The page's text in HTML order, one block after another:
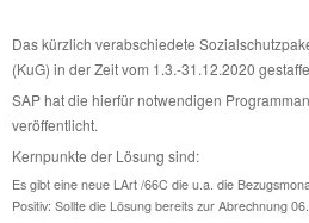
Das kürzlich verabschiedete
(KuG) in der Zeit vom 1.3.-31.12.2020
SAP hat die hierfür notwendigen
veröffentlicht.
Kernpunkte der Lösung sind:
Es gibt eine neue LArt /66C die u.a. die
Positiv: Sollte die Lösung bereits zur Abrechnung